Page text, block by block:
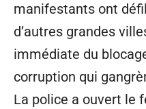
manifestants ont
d’autres grandes
immédiate du
corruption qui
La police a ouvert le